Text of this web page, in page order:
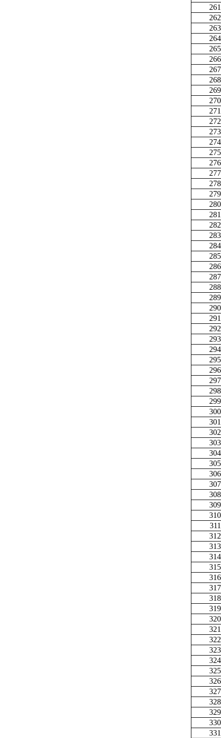
261
262
263
264
265
266
267
268
269
270
271
272
273
274
275
276
277
278
279
280
281
282
283
284
285
286
287
288
289
290
291
292
293
294
295
296
297
298
299
300
301
302
303
304
305
306
307
308
309
310
311
312
313
314
315
316
317
318
319
320
321
322
323
324
325
326
327
328
329
330
331